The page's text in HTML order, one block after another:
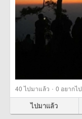
40ไปมาแล้ว · 0 อยากไป
ไปมาแล้ว